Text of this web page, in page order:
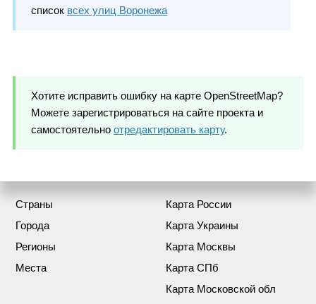
список всех улиц Воронежа
Хотите исправить ошибку на карте OpenStreetMap?
Можете зарегистрироваться на сайте проекта и
самостоятельно отредактировать карту.
Страны
Города
Регионы
Места
Карта России
Карта Украины
Карта Москвы
Карта СПб
Карта Московской обл